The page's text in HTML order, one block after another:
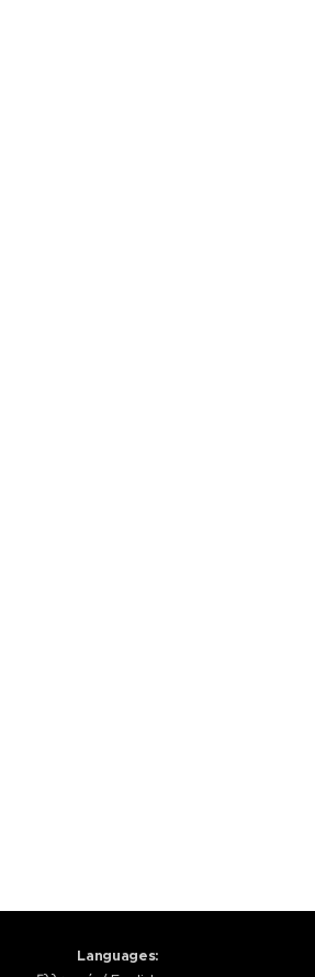
Languages